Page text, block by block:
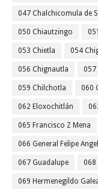
047 Chalchicomula de
050 Chiautzingo
053 Chietla 054
056 Chignautla 057
059 Chilchotla 060
062 Eloxochitlán
065 Francisco Z Mena
066 General Felipe
067 Guadalupe 068
069 Hermenegildo